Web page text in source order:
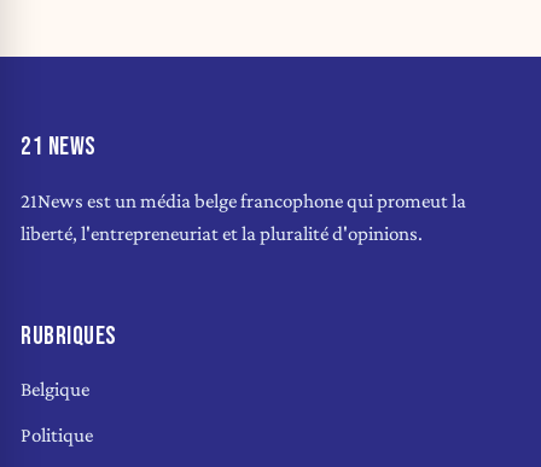
21 NEWS
21News est un média belge francophone qui promeut la
liberté, l'entrepreneuriat et la pluralité d'opinions.
RUBRIQUES
Belgique
Politique